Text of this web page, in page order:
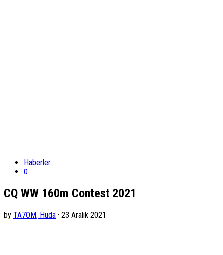
Haberler
0
CQ WW 160m Contest 2021
by TA7OM, Huda · 23 Aralık 2021